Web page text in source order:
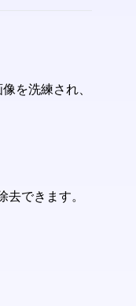
を洗練され、
できます。